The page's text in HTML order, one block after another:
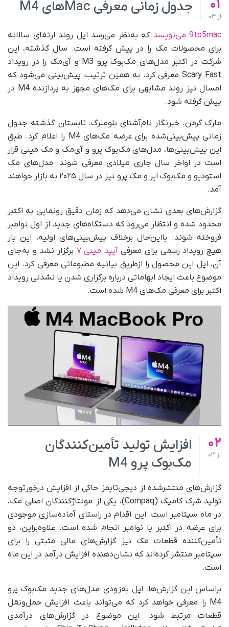
01
از
جدول زمانی معرفی Mac‌های M4
9to5mac می‌نویسد
که به‌نظر می‌رسد اپل روند ارتقای سالانه
برای محصولات مک را در پیش گرفته است. سال گذشته، این
شرکت در اکتبر مدل‌های مک‌بوک پرو M3 و آی‌مک را در رویداد
Scary Fast معرفی کرد. به همین ترتیب، پیش‌بینی می‌شود که
امسال نیز روند مشابهی برای مک‌های مجهز به پردازنده M4 در
پیش گرفته شود.
مارک گرمن، خبرنگار نام‌آشنای بلومبرگ، تابستان گذشته جدول
زمانی پیش‌بینی‌شده برای عرضه مک‌های M4 را اعلام کرد. طبق
این پیش‌بینی‌ها، مدل‌های مک‌بوک پرو و آی‌مک و مک مینی قرار
است در اواخر سال جاری میلادی معرفی شوند. مدل‌های مک
استودیو و مک‌بوک ایر و مک پرو نیز در سال ۲۰۲۵ به بازار خواهند
آمد.
گزارش‌های بعدی نشان می‌دهد که زمان دقیق رونمایی به اکتبر
محدود شده و انتظار می‌رود که دستگاه‌های جدید از اول نوامبر
فروخته شوند. بااین‌حال برخلاف پیش‌بینی‌های اولیه، این بار
هیچ رویداد رسمی برای معرفیآیپد مینی ۷
برگزار نشد و به‌جای
آن، اپل این محصول را ازطریق بیانیه مطبوعاتی معرفی کرد. این
موضوع باعث ایجاد ابهاماتی درباره برگزاری شدن یا نشدنی رویداد
اکتبر برای معرفی مک‌های M4 شده است.
02
از
افزایش تولید تأمین‌کنندگان
مک‌بوک پرو M4
گزارش‌های منتشرشده از دیجی‌تایمز حاکی از افزایش درخورتوجه
تولید شرک کامپک (Compaq)، یکی از مونتاژکنندگان اصلی مک،
در ماه سپتامبر است. این اقدام در راستای آماده‌سازی موجودی
برای عرضه در اکتبر یا نوامبر انجام شده است. علاوه‌بر‌این، دو
تأمین‌کننده قطعات مک نیز گزارش‌های مالی مثبتی را برای
سپتامبر منتشر کرده‌اند که نشان‌دهنده افزایش درآمد در این ماه
است.
بر‌اساس این گزارش‌ها، اپل به‌زودی مدل‌های جدید مک‌بوک پرو
M4 را معرفی خواهد کرد که می‌تواند باعث افزایش حمل‌ونقل
قطعات مرتبط شود. این موضوع در گزارش‌های درآمدی